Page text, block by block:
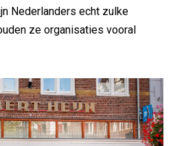
Nederlanders echt zulke
ze organisaties vooral